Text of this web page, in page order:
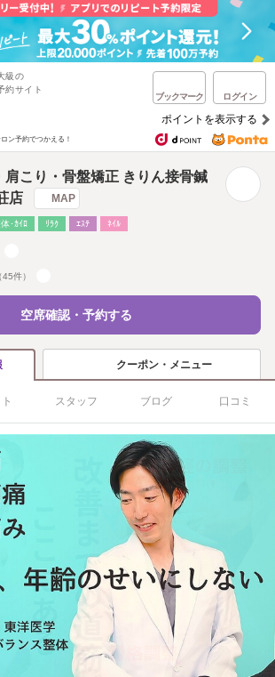
級の
約サイト
ブックマーク ログイン
ポイントを表示する
ン予約でつかえる！
肩こり・骨盤矯正 きりん接骨鍼
店
MAP
･ｶｲﾛ ﾘﾗｸ ｴｽﾃ ﾈｲﾙ
45件）
空席確認・予約する
クーポン・メニュー
スタッフ ブログ 口コミ